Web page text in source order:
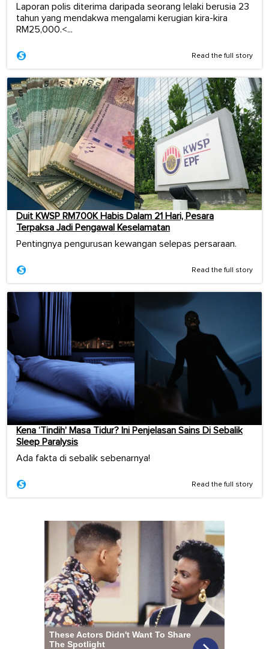
Laporan polis diterima daripada seorang lelaki berusia 23
tahun yang mendakwa mengalami kerugian kira-kira
RM25,000.<...
Read the full story
Duit KWSP RM700K Habis Dalam 21 Hari, Pesara
Terpaksa Jadi Pengawal Keselamatan
Pentingnya pengurusan kewangan selepas persaraan.
Read the full story
Kena ‘Tindih’ Masa Tidur? Ini Penjelasan Sains Di Sebalik
Sleep Paralysis
Ada fakta di sebalik sebenarnya!
Read the full story